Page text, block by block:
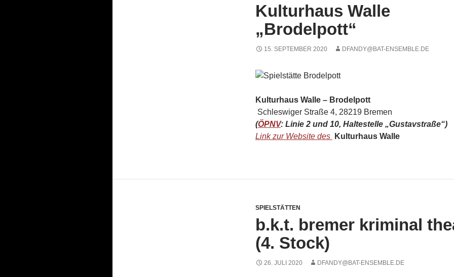
Kulturhaus Walle
„Brodelpott“
15. SEPTEMBER 2020 DFANDY@BAT-ENSEMBLE.DE
Kulturhaus Walle – Brodelpott
Schleswiger Straße 4, 28219 Bremen
(ÖPNV: Linie 2 und 10, Haltestelle „Gustavstraße“)
Link zur Website des
Kulturhaus Walle
SPIELSTÄTTEN
b.k.t. bremer kriminal
(4. Stock)
26. JULI 2020 DFANDY@BAT-ENSEMBLE.DE